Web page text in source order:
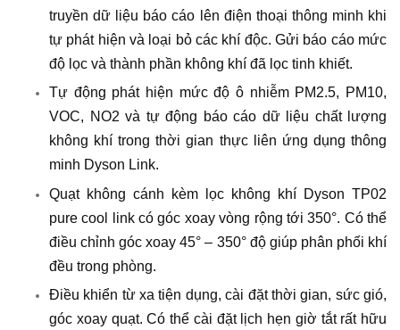
truyền dữ liệu báo cáo lên điện thoại thông minh khi
tự phát hiện và loại bỏ các khí độc. Gửi báo cáo mức
độ lọc và thành phần không khí đã lọc tinh khiết.
Tự động phát hiện mức độ ô nhiễm PM2.5, PM10,
VOC, NO2 và tự động báo cáo dữ liệu chất lượng
không khí trong thời gian thực liên ứng dụng thông
minh Dyson Link.
Quạt không cánh kèm lọc không khí Dyson TP02
pure cool link có góc xoay vòng rộng tới 350°. Có thể
điều chỉnh góc xoay 45° – 350° độ giúp phân phối khí
đều trong phòng.
Điều khiển từ xa tiện dụng, cài đặt thời gian, sức gió,
góc xoay quạt. Có thể cài đặt lịch hẹn giờ tắt rất hữu